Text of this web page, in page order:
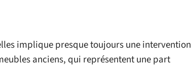
implique presque toujours une intervention
anciens, qui représentent une part